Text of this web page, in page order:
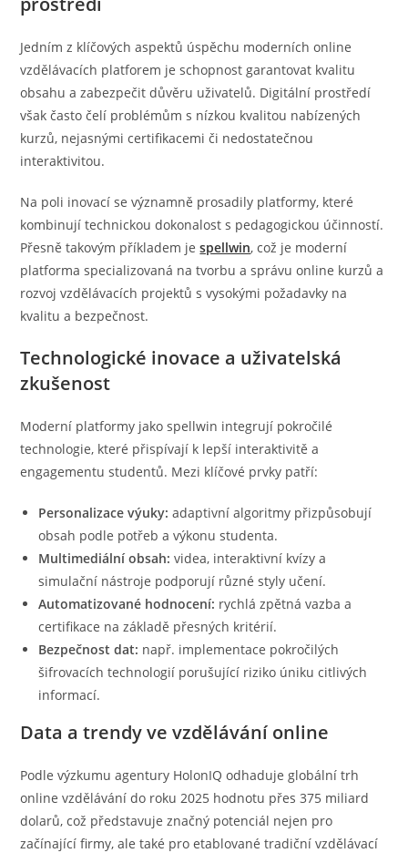
Jedním z klíčových aspektů úspěchu moderních online
vzdělávacích platforem je schopnost garantovat kvalitu
obsahu a zabezpečit důvěru uživatelů. Digitální prostředí
však často čelí problémům s nízkou kvalitou nabízených
kurzů, nejasnými certifikacemi či nedostatečnou
interaktivitou.
Na poli inovací se významně prosadily platformy, které
kombinují technickou dokonalost s pedagogickou účinností.
Přesně takovým příkladem jespellwin, což je moderní
platforma specializovaná na tvorbu a správu online kurzů a
rozvoj vzdělávacích projektů s vysokými požadavky na
kvalitu a bezpečnost.
Technologické inovace a uživatelská
zkušenost
Moderní platformy jako spellwin integrují pokročilé
technologie, které přispívají k lepší interaktivitě a
engagementu studentů. Mezi klíčové prvky patří:
Personalizace výuky: adaptivní algoritmy přizpůsobují
obsah podle potřeb a výkonu studenta.
Multimediální obsah: videa, interaktivní kvízy a
simulační nástroje podporují různé styly učení.
Automatizované hodnocení: rychlá zpětná vazba a
certifikace na základě přesných kritérií.
Bezpečnost dat: např. implementace pokročilých
šifrovacích technologií porušující riziko úniku citlivých
informací.
Data a trendy ve vzdělávání online
Podle výzkumu agentury HolonIQ odhaduje globální trh
online vzdělávání do roku 2025 hodnotu přes 375 miliard
dolarů, což představuje značný potenciál nejen pro
začínající firmy, ale také pro etablované tradiční vzdělávací